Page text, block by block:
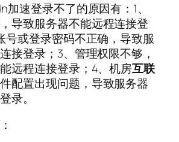
加速登录不了的原因有：1、
导致服务器不能远程连接登
号或登录密码不正确，导致服
接登录；3、管理权限不够，
远程连接登录；4、机房互联
配置出现问题，导致服务器
录。